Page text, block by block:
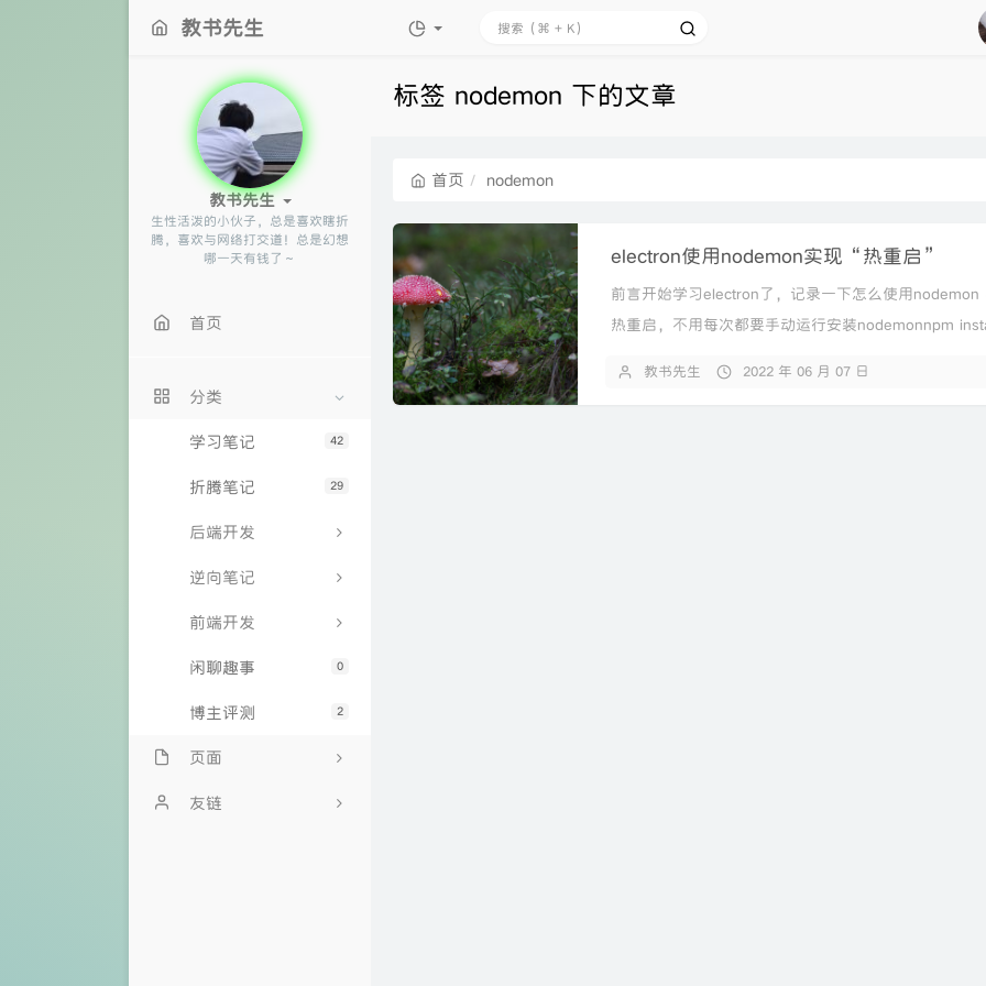
教书先生
教书先生
生性活泼的小伙子，总是喜欢瞎折
腾，喜欢与网络打交道！总是幻想
哪一天有钱了～​​​​​​
首页
分类
42
学习笔记
29
折腾笔记
后端开发
逆向笔记
前端开发
0
闲聊趣事
2
博主评测
页面
文章归档
友链
标签 nodemon 下的文章
首页 nodemon
electron使用nodemon实现“热重启”
前言开始学习electron了，记录一下怎么使用nodemon
热重启，不用每次都要手动运行安装nodemonnpm
教书先生 2022 年 06 月 07 日